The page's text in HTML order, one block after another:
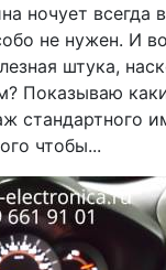
ночует всегда
не нужен. И
штука,
Показываю
стандартного
чтобы...